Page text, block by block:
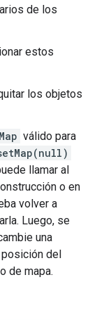
de los
estos
los objetos
Map válido para
llamar al
o en
volver a
Luego, se
una
posición del
de mapa.